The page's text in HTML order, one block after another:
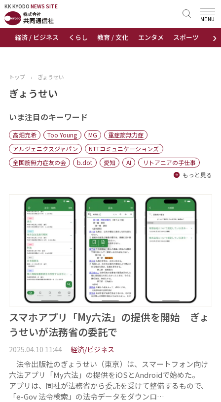
KK KYODO NEWS SITE
›
経済 / ビジネス くらし 教育 / 文化 エンタメ スポーツ 地域
MENU
KK KYODONEWS SITE
トップページ
ニュース
おすすめコンテンツ
出版物
会社概要
トップ › ぎょうせい
ぎょうせい
いま注目のキーワード
高畑充希 Too Young MG
重症筋無力症
アルジェニクスジャパン
NTTコミュニケーションズ
全国筋無力症友の会
b.dot 愛知 AI
リトアニアの手仕事
もっと見る
スマホアプリ「My六法」の提供を開始 ぎょ
うせいが法務省の委託で
2025.04.10 11:44 経済/ビジネス
法令出版社のぎょうせい（東京）は、スマートフォン向け
六法アプリ「My六法」の提供をiOSとAndroidで始めた。
アプリは、同社が法務省から委託を受けて整備するもので、
「e-Gov 法令検索」の法令データをダウンロ…